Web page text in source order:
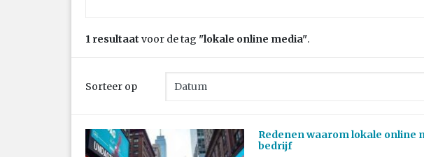
1 resultaat voor de tag "lokale online media".
Sorteer op
Redenen waarom lokale online
bedrijf